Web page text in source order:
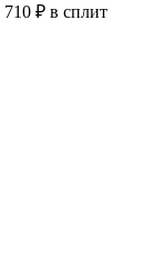
710 ₽ в сплит